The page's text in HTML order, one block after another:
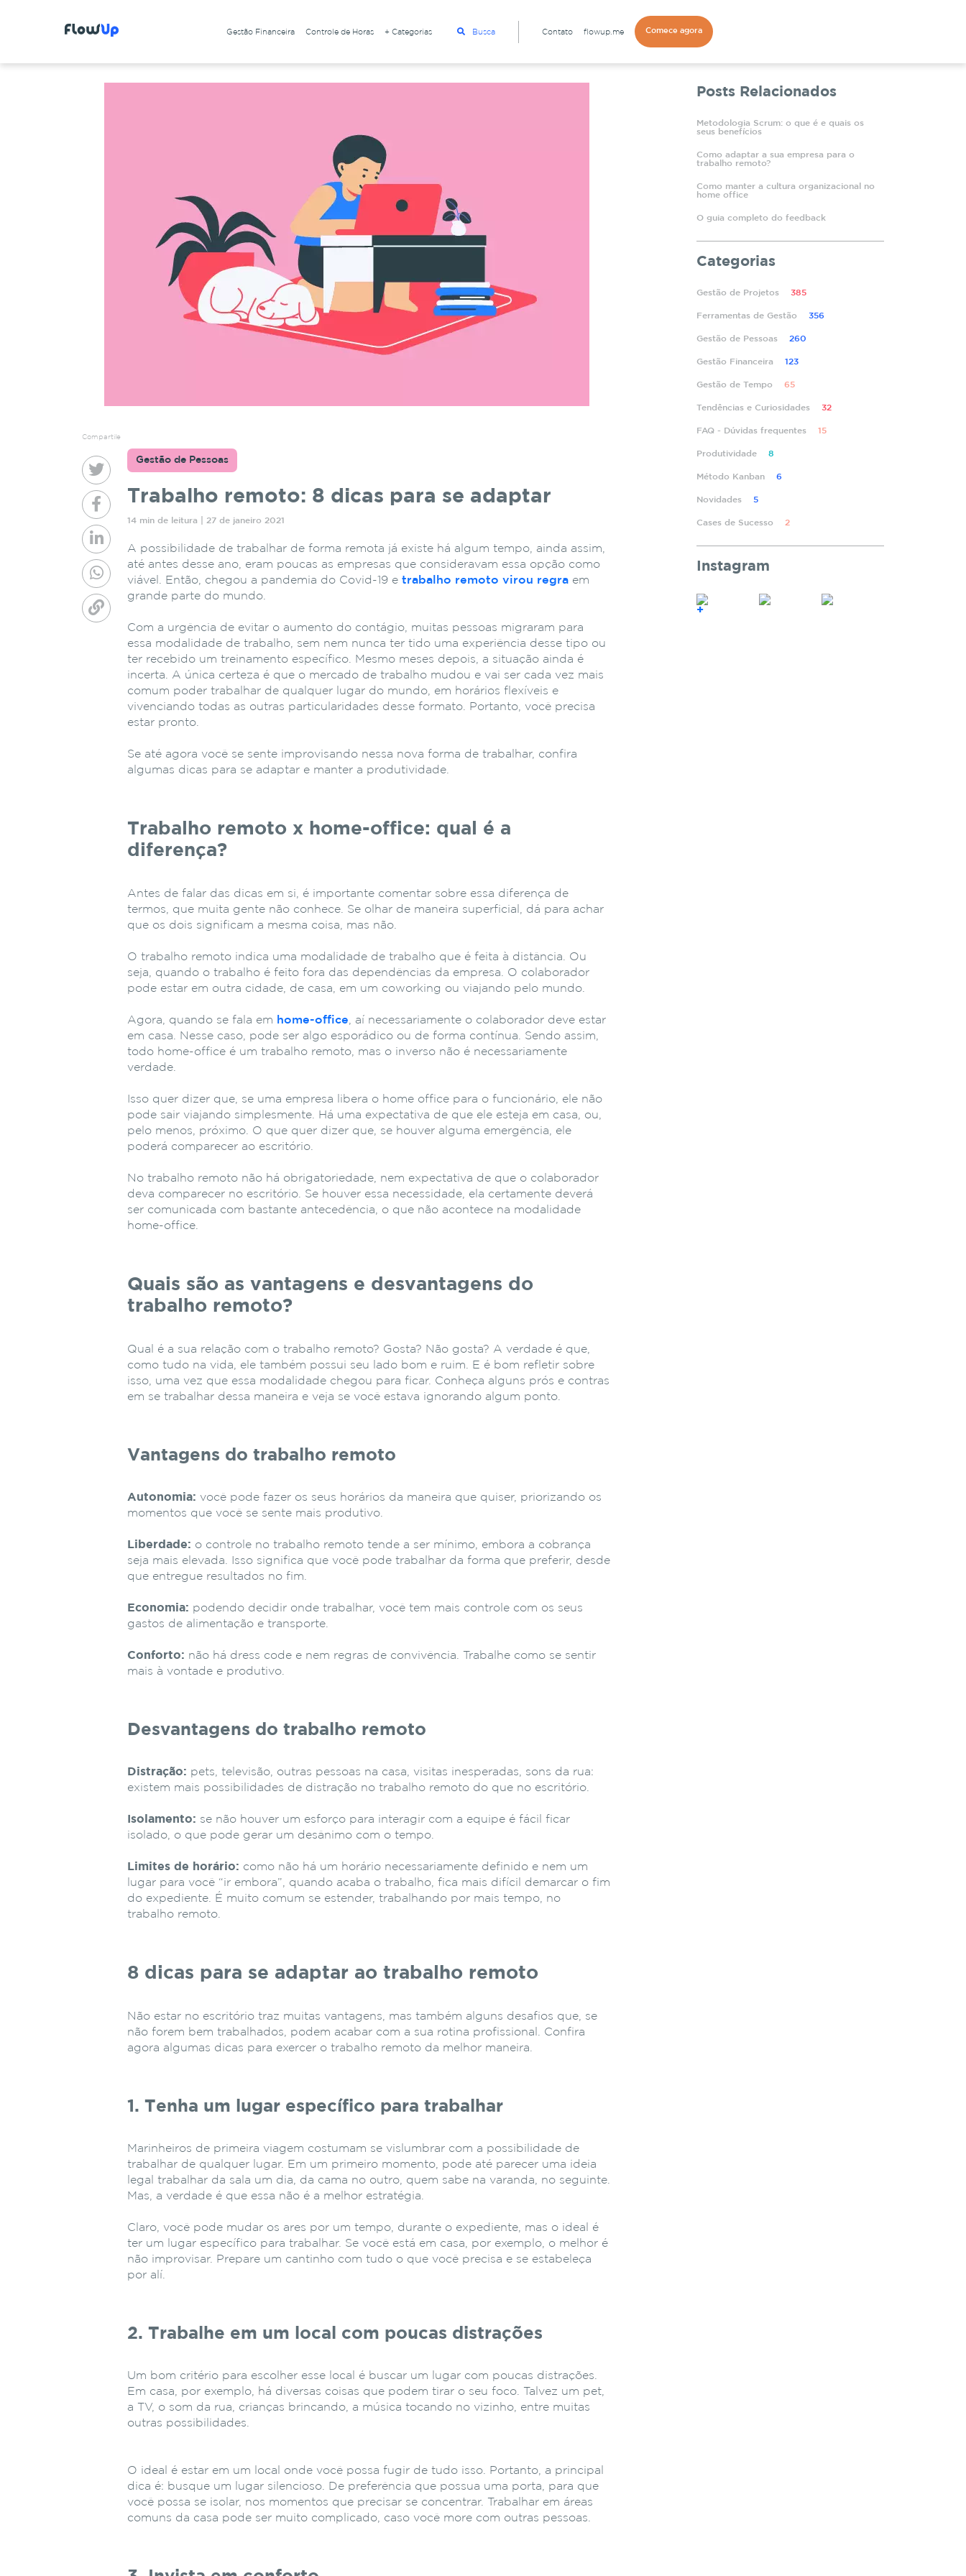
Gestão Financeira Controle de Horas + Categorias Busca Contato flowup.me Comece agora
Compartile
Gestão de Pessoas
Trabalho remoto: 8 dicas para se adaptar
14 min de leitura | 27 de janeiro 2021
A possibilidade de trabalhar de forma remota já existe há algum tempo, ainda assim,
até antes desse ano, eram poucas as empresas que consideravam essa opção como
viável. Então, chegou a pandemia do Covid-19 etrabalho remoto virou regra em
grande parte do mundo.
Com a urgência de evitar o aumento do contágio, muitas pessoas migraram para
essa modalidade de trabalho, sem nem nunca ter tido uma experiência desse tipo ou
ter recebido um treinamento específico. Mesmo meses depois, a situação ainda é
incerta. A única certeza é que o mercado de trabalho mudou e vai ser cada vez mais
comum poder trabalhar de qualquer lugar do mundo, em horários flexíveis e
vivenciando todas as outras particularidades desse formato. Portanto, você precisa
estar pronto.
Se até agora você se sente improvisando nessa nova forma de trabalhar, confira
algumas dicas para se adaptar e manter a produtividade.
Trabalho remoto x home-office: qual é a
diferença?
Antes de falar das dicas em si, é importante comentar sobre essa diferença de
termos, que muita gente não conhece. Se olhar de maneira superficial, dá para achar
que os dois significam a mesma coisa, mas não.
O trabalho remoto indica uma modalidade de trabalho que é feita à distância. Ou
seja, quando o trabalho é feito fora das dependências da empresa. O colaborador
pode estar em outra cidade, de casa, em um coworking ou viajando pelo mundo.
Agora, quando se fala em home-office, aí necessariamente o colaborador deve estar
em casa. Nesse caso, pode ser algo esporádico ou de forma contínua. Sendo assim,
todo home-office é um trabalho remoto, mas o inverso não é necessariamente
verdade.
Isso quer dizer que, se uma empresa libera o home office para o funcionário, ele não
pode sair viajando simplesmente. Há uma expectativa de que ele esteja em casa, ou,
pelo menos, próximo. O que quer dizer que, se houver alguma emergência, ele
poderá comparecer ao escritório.
No trabalho remoto não há obrigatoriedade, nem expectativa de que o colaborador
deva comparecer no escritório. Se houver essa necessidade, ela certamente deverá
ser comunicada com bastante antecedência, o que não acontece na modalidade
home-office.
Quais são as vantagens e desvantagens do
trabalho remoto?
Qual é a sua relação com o trabalho remoto? Gosta? Não gosta? A verdade é que,
como tudo na vida, ele também possui seu lado bom e ruim. E é bom refletir sobre
isso, uma vez que essa modalidade chegou para ficar. Conheça alguns prós e contras
em se trabalhar dessa maneira e veja se você estava ignorando algum ponto.
Vantagens do trabalho remoto
Autonomia: você pode fazer os seus horários da maneira que quiser, priorizando os
momentos que você se sente mais produtivo.
Liberdade: o controle no trabalho remoto tende a ser mínimo, embora a cobrança
seja mais elevada. Isso significa que você pode trabalhar da forma que preferir, desde
que entregue resultados no fim.
Economia: podendo decidir onde trabalhar, você tem mais controle com os seus
gastos de alimentação e transporte.
Conforto: não há dress code e nem regras de convivência. Trabalhe como se sentir
mais à vontade e produtivo.
Desvantagens do trabalho remoto
Distração: pets, televisão, outras pessoas na casa, visitas inesperadas, sons da rua:
existem mais possibilidades de distração no trabalho remoto do que no escritório.
Isolamento: se não houver um esforço para interagir com a equipe é fácil ficar
isolado, o que pode gerar um desânimo com o tempo.
Limites de horário: como não há um horário necessariamente definido e nem um
lugar para você “ir embora”, quando acaba o trabalho, fica mais difícil demarcar o fim
do expediente. É muito comum se estender, trabalhando por mais tempo, no
trabalho remoto.
8 dicas para se adaptar ao trabalho remoto
Não estar no escritório traz muitas vantagens, mas também alguns desafios que, se
não forem bem trabalhados, podem acabar com a sua rotina profissional. Confira
agora algumas dicas para exercer o trabalho remoto da melhor maneira.
1. Tenha um lugar específico para trabalhar
Marinheiros de primeira viagem costumam se vislumbrar com a possibilidade de
trabalhar de qualquer lugar. Em um primeiro momento, pode até parecer uma ideia
legal trabalhar da sala um dia, da cama no outro, quem sabe na varanda, no seguinte.
Mas, a verdade é que essa não é a melhor estratégia.
Claro, você pode mudar os ares por um tempo, durante o expediente, mas o ideal é
ter um lugar específico para trabalhar. Se você está em casa, por exemplo, o melhor é
não improvisar. Prepare um cantinho com tudo o que você precisa e se estabeleça
por alí.
2. Trabalhe em um local com poucas distrações
Um bom critério para escolher esse local é buscar um lugar com poucas distrações.
Em casa, por exemplo, há diversas coisas que podem tirar o seu foco. Talvez um pet,
a TV, o som da rua, crianças brincando, a música tocando no vizinho, entre muitas
outras possibilidades.
O ideal é estar em um local onde você possa fugir de tudo isso. Portanto, a principal
dica é: busque um lugar silencioso. De preferência que possua uma porta, para que
você possa se isolar, nos momentos que precisar se concentrar. Trabalhar em áreas
comuns da casa pode ser muito complicado, caso você more com outras pessoas.
Posts Relacionados
Metodologia Scrum: o que é e quais os
seus benefícios
Como adaptar a sua empresa para o
trabalho remoto?
Como manter a cultura organizacional no
home office
O guia completo do feedback
Categorias
Gestão de Projetos 385
Ferramentas de Gestão 356
Gestão de Pessoas 260
Gestão Financeira 123
Gestão de Tempo 65
Tendências e Curiosidades 32
FAQ - Dúvidas frequentes 15
Produtividade 8
Método Kanban 6
Novidades 5
Cases de Sucesso 2
Instagram
+